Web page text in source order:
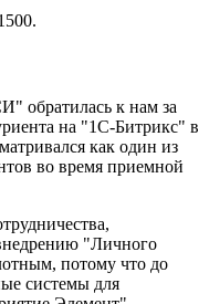
обратилась к нам за
на "1C-Битрикс" в
как один из
во время приемной
"Личного
потому что до
системы для